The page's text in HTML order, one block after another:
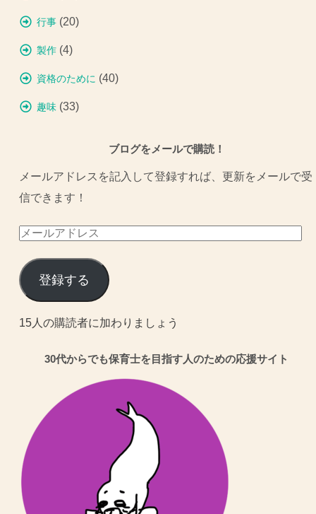
行事 (20)
製作 (4)
資格のために (40)
趣味 (33)
ブログをメールで購読！
メールアドレスを記入して登録すれば、更新をメールで受
信できます！
メ
ル
ア
ド
登録する
15人の購読者に加わりましょう
30代からでも保育士を目指す人のための応援サイト